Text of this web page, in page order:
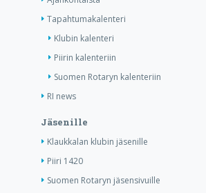
Tapahtumakalenteri
Klubin kalenteri
Piirin kalenteriin
Suomen Rotaryn kalenteriin
RI news
Jäsenille
Klaukkalan klubin jäsenille
Piiri 1420
Suomen Rotaryn jäsensivuille